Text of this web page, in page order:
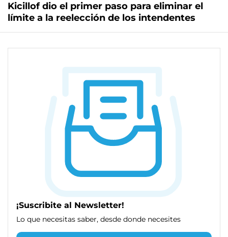
Kicillof dio el primer paso para eliminar el
límite a la reelección de los intendentes
¡Suscribite al Newsletter!
Lo que necesitas saber, desde donde necesites